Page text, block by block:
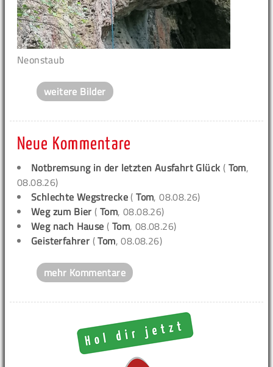
Neonstaub
weitere Bilder
Neue Kommentare
Notbremsung in der letzten Ausfahrt Glück ( Tom,
08.08.26)
Schlechte Wegstrecke (Tom, 08.08.26)
Weg zum Bier (Tom, 08.08.26)
Weg nach Hause ( Tom, 08.08.26)
Geisterfahrer (Tom, 08.08.26)
mehr Kommentare